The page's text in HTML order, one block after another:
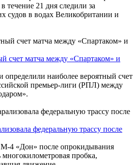
течение 21 дня следили за
судов в водах Великобритании и
счет матча между «Спартаком» и
определили наиболее вероятный счет
премьер-лиги (РПЛ) между
федеральную трассу после
М-4 «Дон» после опрокидывания
многокилометровая пробка,